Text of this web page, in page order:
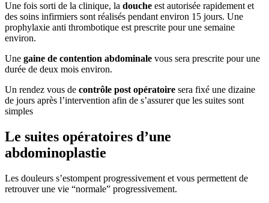
Une fois sorti de la clinique, la douche est autorisée rapidement et
des soins infirmiers sont réalisés pendant environ 15 jours. Une
prophylaxie anti thrombotique est prescrite pour une semaine
environ.
Une gaine de contention abdominale vous sera prescrite pour une
durée de deux mois environ.
Un rendez vous de contrôle post opératoire sera fixé une dizaine
de jours après l’intervention afin de s’assurer que les suites sont
simples
Le suites opératoires d’une
abdominoplastie
Les douleurs s’estompent progressivement et vous permettent de
retrouver une vie “normale” progressivement.